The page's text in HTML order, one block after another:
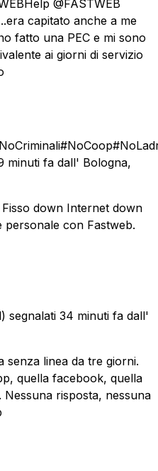
@FASTWEB
capitato anche a me
fatto una PEC e mi sono
ai giorni di servizio
minuti fa dall' Bologna,
down Internet down
personale con Fastweb.
segnalati 34 minuti fa dall'
senza linea da tre giorni.
quella facebook, quella
risposta, nessuna